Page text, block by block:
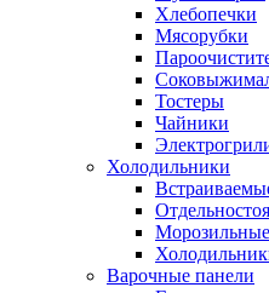
Хлебопечки
Мясорубки
Тостеры
Чайники
Холодильники
Варочные панели